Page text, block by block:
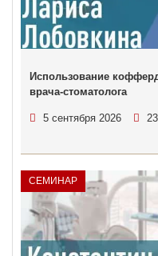
Использование
врача-стоматолога
5 сентября 2026
СЕМИНАР